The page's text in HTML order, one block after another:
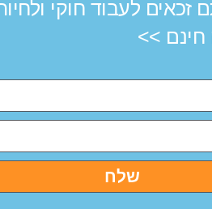
זכאים לעבוד חוקי
חינם >>
שלח